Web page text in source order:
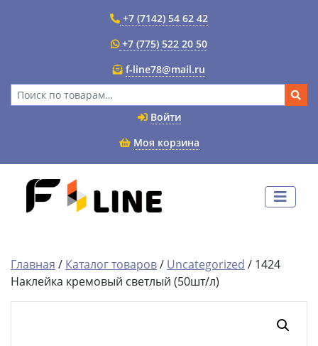
+7 (7142) 54 62 42
+7 (775) 522 20 50
f-line78@mail.ru
Искать:
Войти
Моя корзина
Главная / Каталог товаров/ Uncategorized / 1424
Наклейка кремовый светлый (50шт/л)